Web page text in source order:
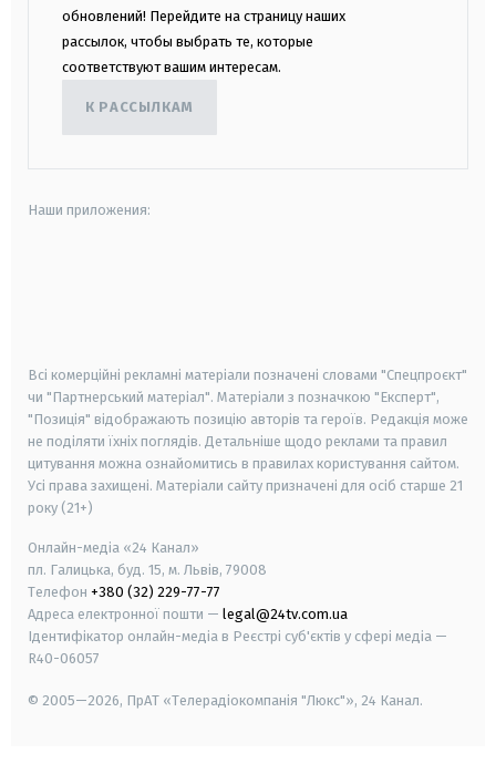
обновлений! Перейдите на страницу наших
рассылок, чтобы выбрать те, которые
соответствуют вашим интересам.
К РАССЫЛКАМ
Наши приложения:
Всі комерційні рекламні матеріали позначені словами "Спецпроєкт"
чи "Партнерський матеріал". Матеріали з позначкою "Експерт",
"Позиція" відображають позицію авторів та героїв. Редакція може
не поділяти їхніх поглядів. Детальніше щодо реклами та правил
цитування можна ознайомитись в правилах користування сайтом.
Усі права захищені. Матеріали сайту призначені для осіб старше 21
року (21+)
Онлайн-медіа «24 Канал»
пл. Галицька, буд. 15, м. Львів, 79008
Телефон +380 (32) 229-77-77
Адреса електронної пошти — legal@24tv.com.ua
Ідентифікатор онлайн-медіа в Реєстрі суб'єктів у сфері медіа —
R40-06057
© 2005—2026, ПрАТ «Телерадіокомпанія "Люкс"», 24 Канал.